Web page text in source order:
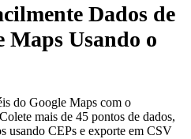
Dados de
Maps Usando o
do Google Maps com o
mais de 45 pontos de dados,
usando CEPs e exporte em CSV